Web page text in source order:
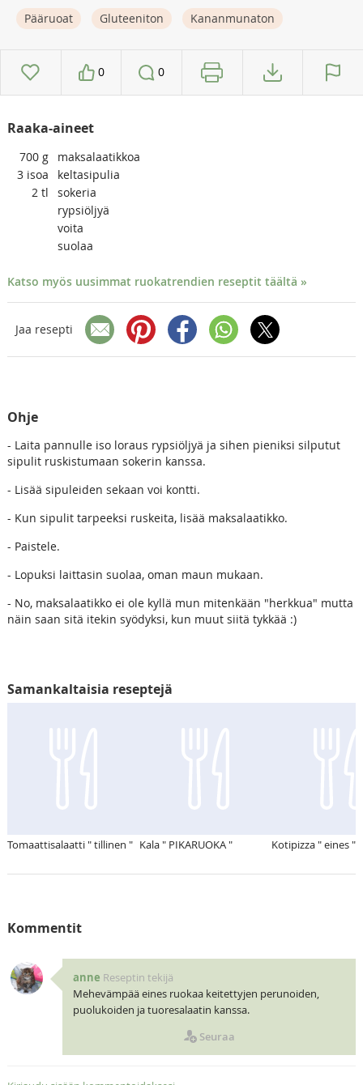
Pääruoat Gluteeniton Kananmunaton
0 0
Raaka-aineet
700 g
maksalaatikkoa
3 isoa
keltasipulia
2 tl
sokeria
rypsiöljyä
voita
suolaa
Katso myös uusimmat ruokatrendien reseptit täältä »
Jaa resepti
Ohje
- Laita pannulle iso loraus rypsiöljyä ja sihen pieniksi silputut
sipulit ruskistumaan sokerin kanssa.
- Lisää sipuleiden sekaan voi kontti.
- Kun sipulit tarpeeksi ruskeita, lisää maksalaatikko.
- Paistele.
- Lopuksi laittasin suolaa, oman maun mukaan.
- No, maksalaatikko ei ole kyllä mun mitenkään "herkkua" mutta
näin saan sitä itekin syödyksi, kun muut siitä tykkää :)
Samankaltaisia reseptejä
Tomaattisalaatti " tillinen " Kala " PIKARUOKA " Kotipizza " eines "
Kommentit
anne Reseptin tekijä
Mehevämpää eines ruokaa keitettyjen perunoiden,
puolukoiden ja tuoresalaatin kanssa.
Seuraa